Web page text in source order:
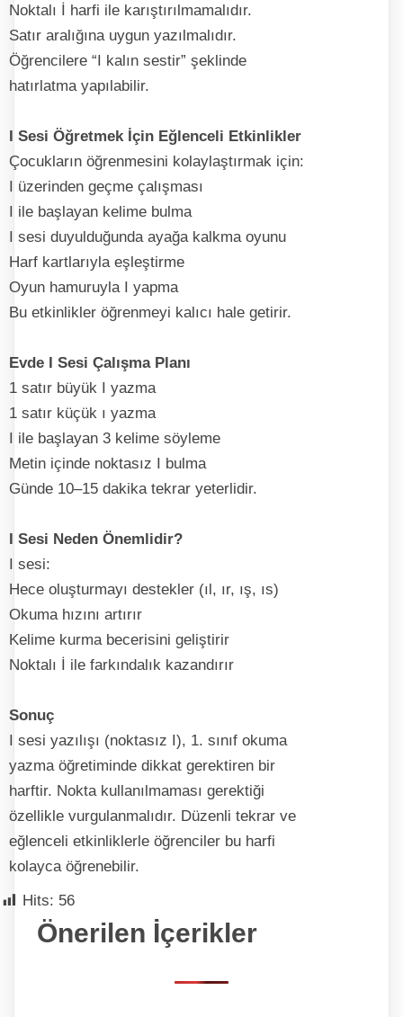
Noktalı İ harfi ile karıştırılmamalıdır.
Satır aralığına uygun yazılmalıdır.
Öğrencilere “I kalın sestir” şeklinde
hatırlatma yapılabilir.
I Sesi Öğretmek İçin Eğlenceli Etkinlikler
Çocukların öğrenmesini kolaylaştırmak için:
I üzerinden geçme çalışması
I ile başlayan kelime bulma
I sesi duyulduğunda ayağa kalkma oyunu
Harf kartlarıyla eşleştirme
Oyun hamuruyla I yapma
Bu etkinlikler öğrenmeyi kalıcı hale getirir.
Evde I Sesi Çalışma Planı
1 satır büyük I yazma
1 satır küçük ı yazma
I ile başlayan 3 kelime söyleme
Metin içinde noktasız I bulma
Günde 10–15 dakika tekrar yeterlidir.
I Sesi Neden Önemlidir?
I sesi:
Hece oluşturmayı destekler (ıl, ır, ış, ıs)
Okuma hızını artırır
Kelime kurma becerisini geliştirir
Noktalı İ ile farkındalık kazandırır
Sonuç
I sesi yazılışı (noktasız I), 1. sınıf okuma
yazma öğretiminde dikkat gerektiren bir
harftir. Nokta kullanılmaması gerektiği
özellikle vurgulanmalıdır. Düzenli tekrar ve
eğlenceli etkinliklerle öğrenciler bu harfi
kolayca öğrenebilir.
Hits: 56
Önerilen İçerikler